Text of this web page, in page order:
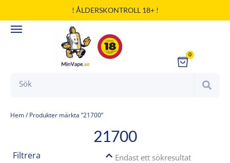
till
innehåll
! ÅLDERSKONTROLL 18+ !
0
Cart
Hem/ Produkter märkta ”21700”
21700
Filtrera Endast ett sökresultat